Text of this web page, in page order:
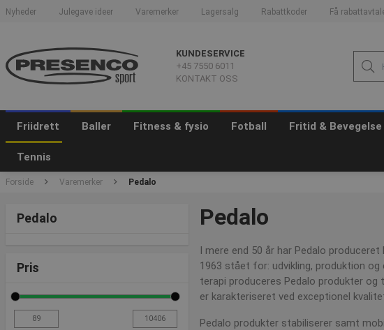
Nyheder Julegave ideer Varemerker Lagersalg Rabattkoder Få
KUNDESERVICE
+45 7550 6011
KONTAKT OSS
Friidrett Baller Fitness & fysio Fotball Fritid & Bevegelse
Tennis
Forside Varemerker Pedalo
Pedalo
Pris
Pedalo
I mere end 50 år har Pedalo
1963 stået for: udvikling, produktion
terapi produceres Pedalo produkter
er karakteriseret ved exceptionel
Pedalo produkter stabiliserer samt